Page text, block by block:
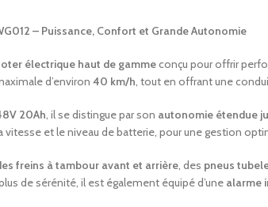
– Puissance, Confort et Grande Autonomie
électrique haut de gammeconçu pour offrir
d’environ 40 km/h, tout en offrant une
20Ah, il se distingue par son autonomie étendue
et le niveau de batterie, pour une gestion
freins à tambour avant et arrière, des pneus
de sérénité, il est également équipé d’une alarme